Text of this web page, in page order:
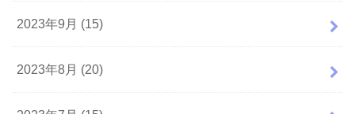
2023年9月 (15)
2023年8月 (20)